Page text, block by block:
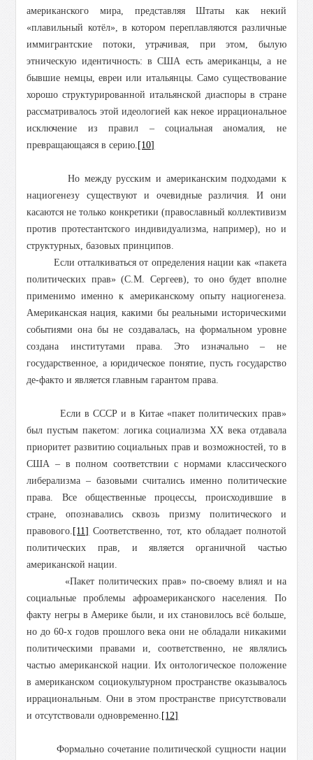
американского мира, представляя Штаты как некий
«плавильный котёл», в котором переплавляются различные
иммигрантские потоки, утрачивая, при этом, былую
этническую идентичность: в США есть американцы, а не
бывшие немцы, евреи или итальянцы. Само существование
хорошо структурированной итальянской диаспоры в стране
рассматривалось этой идеологией как некое иррациональное
исключение из правил – социальная аномалия, не
превращающаяся в серию. [10]
Но между русским и американским подходами к
нациогенезу существуют и очевидные различия. И они
касаются не только конкретики (православный коллективизм
против протестантского индивидуализма, например), но и
структурных, базовых принципов.
Если отталкиваться от определения нации как «пакета
политических прав» (С.М. Сергеев), то оно будет вполне
применимо именно к американскому опыту нациогенеза.
Американская нация, какими бы реальными историческими
событиями она бы не создавалась, на формальном уровне
создана институтами права. Это изначально – не
государственное, а юридическое понятие, пусть государство
де-факто и является главным гарантом права.
Если в СССР и в Китае «пакет политических прав»
был пустым пакетом: логика социализма ХХ века отдавала
приоритет развитию социальных прав и возможностей, то в
США – в полном соответствии с нормами классического
либерализма – базовыми считались именно политические
права. Все общественные процессы, происходившие в
стране, опознавались сквозь призму политического и
правового. [11] Соответственно, тот, кто обладает полнотой
политических прав, и является органичной частью
американской нации.
«Пакет политических прав» по-своему влиял и на
социальные проблемы афроамериканского населения. По
факту негры в Америке были, и их становилось всё больше,
но до 60-х годов прошлого века они не обладали никакими
политическими правами и, соответственно, не являлись
частью американской нации. Их онтологическое положение
в американском социокультурном пространстве оказывалось
иррациональным. Они в этом пространстве присутствовали
и отсутствовали одновременно. [12]
Формально сочетание политической сущности нации